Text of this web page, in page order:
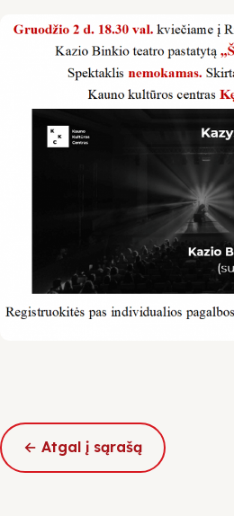
← Atgal į sąrašą